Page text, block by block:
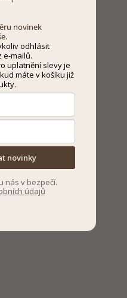
novinek
odhlásit
e-mailů.
uplatnění slevy je
máte v košíku již
novinky
nás v bezpečí.
údajů